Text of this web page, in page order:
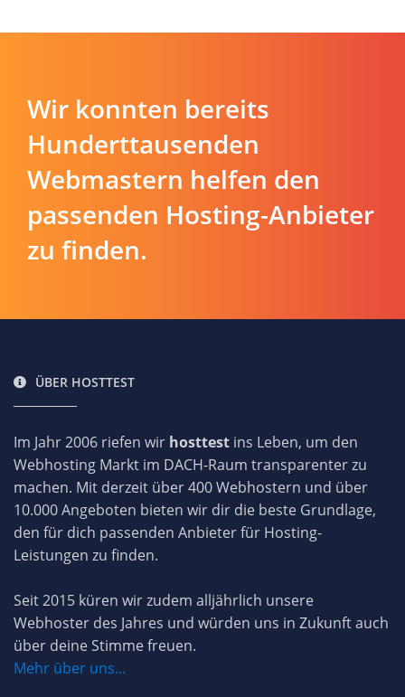
Wir konnten bereits
Hunderttausenden
Webmastern helfen den
passenden Hosting-Anbieter
zu finden.
ÜBER HOSTTEST
Im Jahr 2006 riefen wir hosttest ins Leben, um den
Webhosting Markt im DACH-Raum transparenter zu
machen. Mit derzeit über 400 Webhostern und über
10.000 Angeboten bieten wir dir die beste Grundlage,
den für dich passenden Anbieter für Hosting-
Leistungen zu finden.
Seit 2015 küren wir zudem alljährlich unsere
Webhoster des Jahres und würden uns in Zukunft auch
über deine Stimme freuen.
Mehr über uns...